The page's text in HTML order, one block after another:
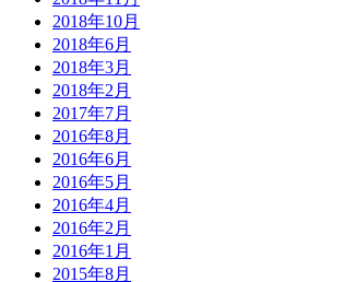
2018年10月
2018年6月
2018年3月
2018年2月
2017年7月
2016年8月
2016年6月
2016年5月
2016年4月
2016年2月
2016年1月
2015年8月